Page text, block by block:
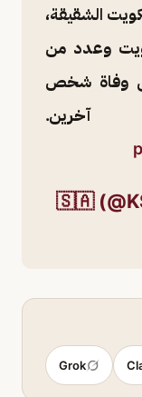
الشقيقة،
وعدد من
وفاة شخص
Grok